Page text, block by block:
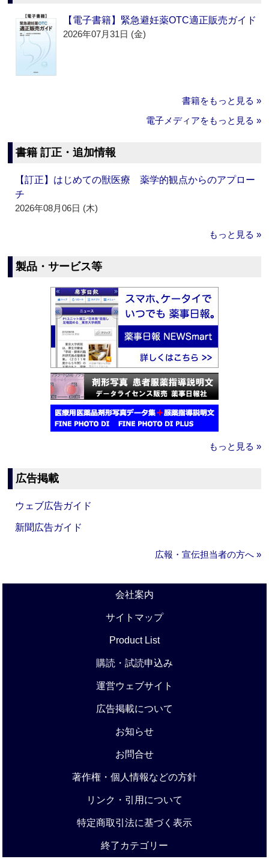
【電子書籍】緊急避妊薬OTC適正販売ガイド
2026年07月31日 (金)
書籍をもっと見る »
電子メディアをもっと見る »
書籍 訂正・追加情報
【訂正】はじめての獣医療 薬学的観点からのアプロー
チ
2026年08月06日 (木)
もっと見る »
製品・サービス等
もっと見る »
広告掲載
ウェブ広告ガイド
新聞広告ガイド
広報・宣伝担当者の方へ »
会社案内
サイトマップ
Product List
購読・試読申込み
運営ウェブサイト
広告掲載について
お知らせ
お問合せ
著作権・個人情報などの方針
リンク・引用について
特定商取引法に基づく表示
終了カテゴリー